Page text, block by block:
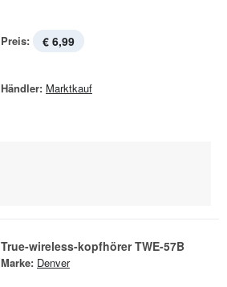
Preis: € 6,99
Händler: Marktkauf
True-wireless-kopfhörer TWE-57B
Marke: Denver